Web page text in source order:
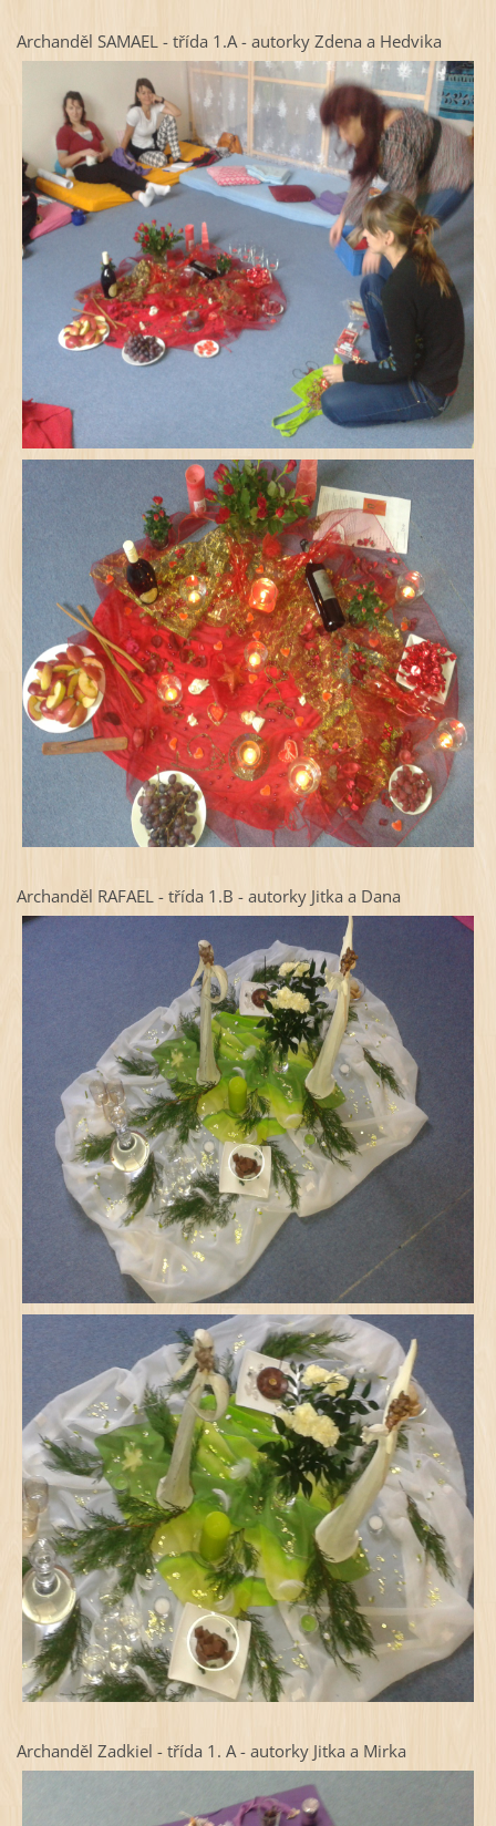
Archanděl SAMAEL - třída 1.A - autorky Zdena a Hedvika
Archanděl RAFAEL - třída 1.B - autorky Jitka a Dana
Archanděl Zadkiel - třída 1. A - autorky Jitka a Mirka